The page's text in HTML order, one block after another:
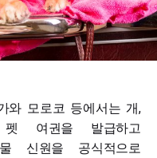
와 모로코 등에서는 개,
여권을 발급하고
신원을 공식적으로